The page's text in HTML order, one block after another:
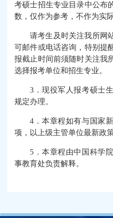
考硕士招生专业目录中公布
数，仅作为参考，不作为实
请考生及时关注我所网
可邮件或电话咨询，特别提
报截止时间前须随时关注我
选择报考单位和招生专业。
3 ．现役军人报考硕士
规定办理。
4 ．本章程如有与国家
项，以上级主管单位最新政策
5 ．本章程由中国科学
事教育处负责解释。